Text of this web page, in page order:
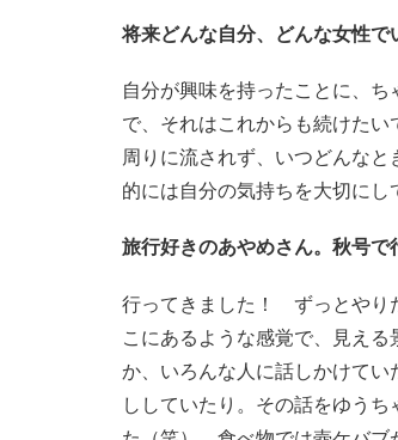
将来どんな自分、どんな女性で
自分が興味を持ったことに、
で、それはこれからも続けたい
周りに流されず、いつどんな
的には自分の気持ちを大切にし
旅行好きのあやめさん。秋号で
行ってきました！ ずっとやり
こにあるような感覚で、見え
か、いろんな人に話しかけて
ししていたり。その話をゆう